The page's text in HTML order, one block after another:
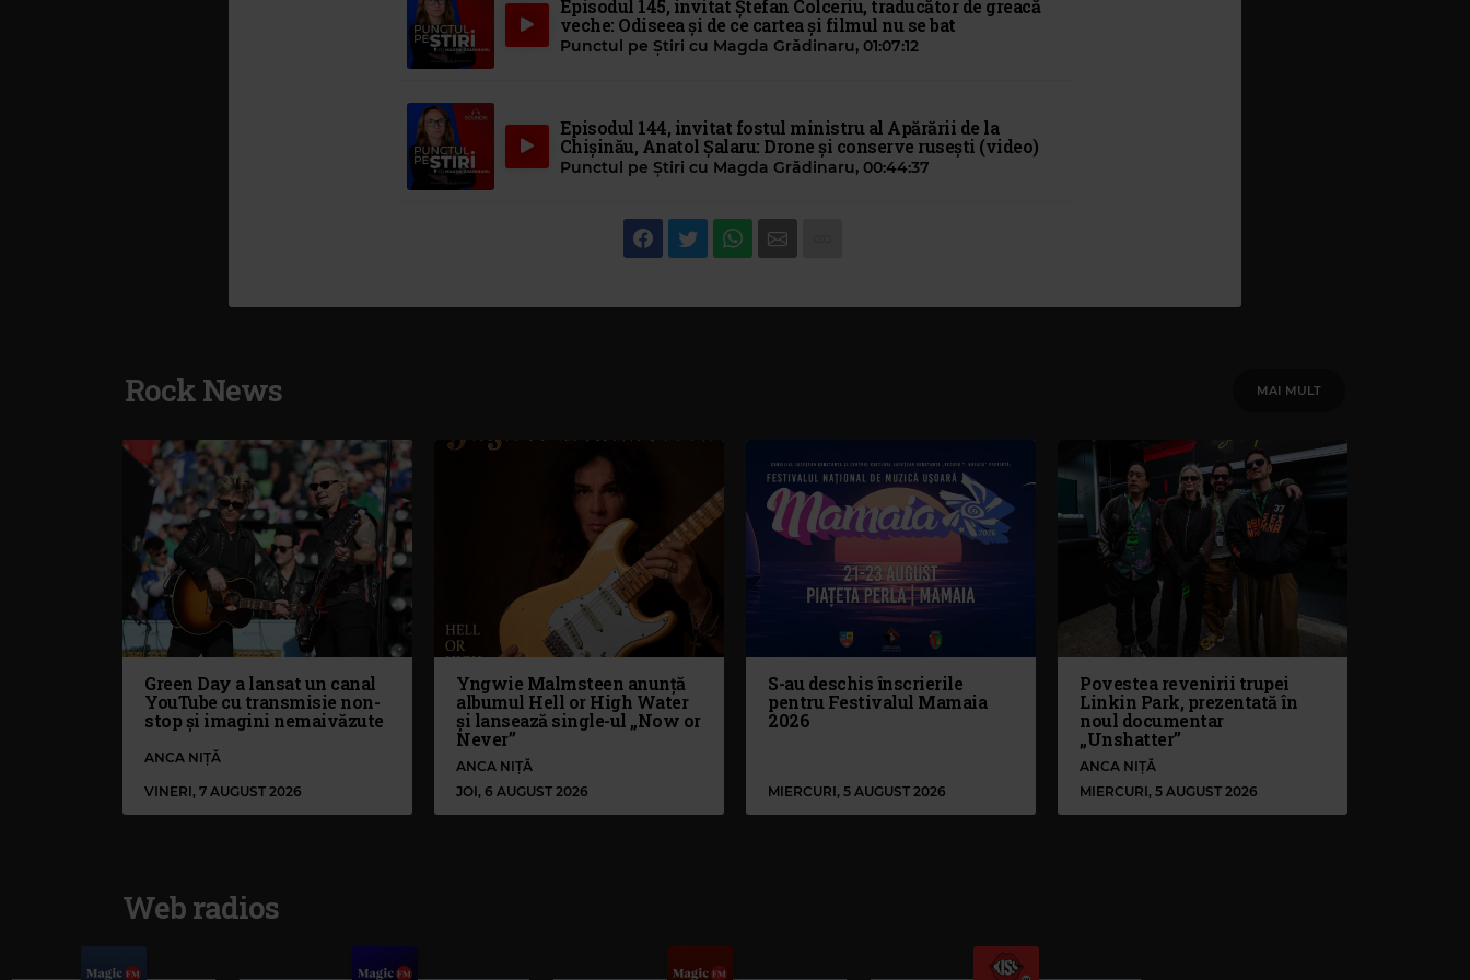
Episodul 145, invitat Ștefan Colceriu, traducător de greacă
veche: Odiseea și de ce cartea și filmul nu se bat
Punctul pe Știri cu Magda Grădinaru, 01:07:12
Episodul 144, invitat fostul ministru al Apărării de la
Chișinău, Anatol Șalaru: Drone și conserve rusești (video)
Punctul pe Știri cu Magda Grădinaru, 00:44:37
Rock News MAI MULT
Green Day a lansat un canal
YouTube cu transmisie non-
stop și imagini nemaivăzute
ANCA NIȚĂ
VINERI, 7 AUGUST 2026
Yngwie Malmsteen anunță
albumul Hell or High Water
și lansează single-ul „Now or
Never”
ANCA NIȚĂ
JOI, 6 AUGUST 2026
S-au deschis înscrierile
pentru Festivalul Mamaia
2026
MIERCURI, 5 AUGUST 2026
Povestea revenirii trupei
Linkin Park, prezentată în
noul documentar
„Unshatter”
ANCA NIȚĂ
MIERCURI, 5 AUGUST 2026
Web radios